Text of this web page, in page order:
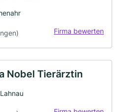
Firma bewerten
Nobel Tierärztin